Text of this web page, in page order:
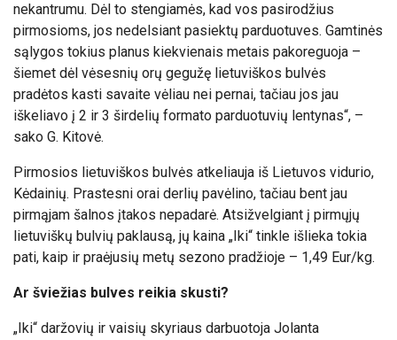
nekantrumu. Dėl to stengiamės, kad vos pasirodžius
pirmosioms, jos nedelsiant pasiektų parduotuves. Gamtinės
sąlygos tokius planus kiekvienais metais pakoreguoja –
šiemet dėl vėsesnių orų gegužę lietuviškos bulvės
pradėtos kasti savaite vėliau nei pernai, tačiau jos jau
iškeliavo į 2 ir 3 širdelių formato parduotuvių lentynas“, –
sako G. Kitovė.
Pirmosios lietuviškos bulvės atkeliauja iš Lietuvos vidurio,
Kėdainių. Prastesni orai derlių pavėlino, tačiau bent jau
pirmąjam šalnos įtakos nepadarė. Atsižvelgiant į pirmųjų
lietuviškų bulvių paklausą, jų kaina „Iki“ tinkle išlieka tokia
pati, kaip ir praėjusių metų sezono pradžioje – 1,49 Eur/kg.
Ar šviežias bulves reikia skusti?
„Iki“ daržovių ir vaisių skyriaus darbuotoja Jolanta